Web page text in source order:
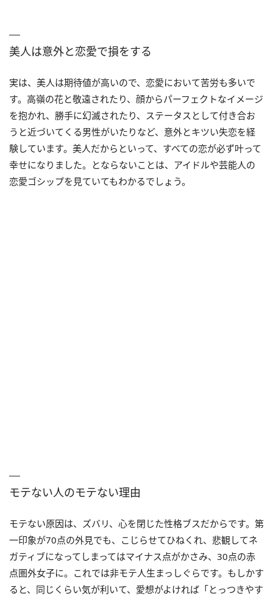
美人は意外と恋愛で損をする
実は、美人は期待値が高いので、恋愛において苦労も多いで
す。高嶺の花と敬遠されたり、顔からパーフェクトなイメージ
を抱かれ、勝手に幻滅されたり、ステータスとして付き合お
うと近づいてくる男性がいたりなど、意外とキツい失恋を経
験しています。美人だからといって、すべての恋が必ず叶って
幸せになりました。とならないことは、アイドルや芸能人の
恋愛ゴシップを見ていてもわかるでしょう。
モテない人のモテない理由
モテない原因は、ズバリ、心を閉じた性格ブスだからです。第
一印象が70点の外見でも、こじらせてひねくれ、悲観してネ
ガティブになってしまってはマイナス点がかさみ、30点の赤
点圏外女子に。これでは非モテ人生まっしぐらです。もしかす
ると、同じくらい気が利いて、愛想がよければ「とっつきやす